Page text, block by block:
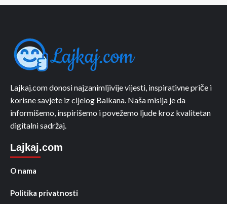
Lajkaj.com donosi najzanimljivije vijesti, inspirativne priče i
korisne savjete iz cijelog Balkana. Naša misija je da
informišemo, inspirišemo i povežemo ljude kroz kvalitetan
digitalni sadržaj.
Lajkaj.com
O nama
Politika privatnosti